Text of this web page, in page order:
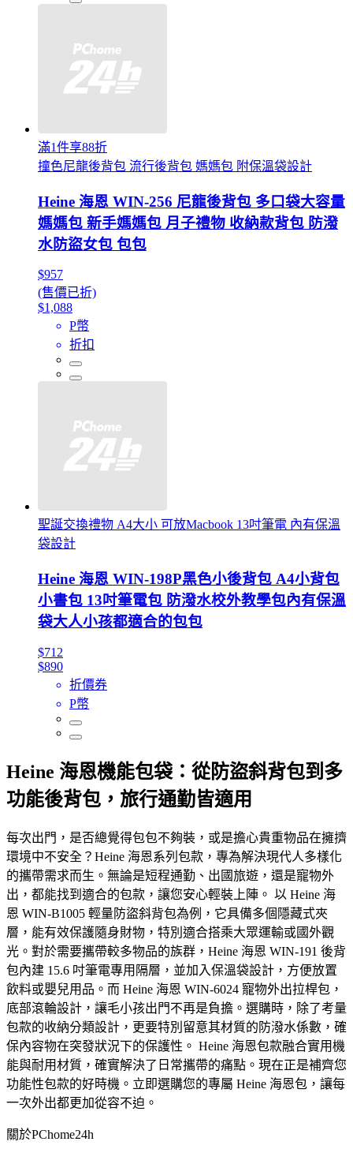
滿1件享88折
撞色尼龍後背包 流行後背包 媽媽包 附保溫袋設計
Heine 海恩 WIN-256 尼龍後背包 多口袋大容量
媽媽包 新手媽媽包 月子禮物 收納款背包 防潑
水防盜女包 包包
$957
(售價已折)
$1,088
P幣
折扣
聖誕交換禮物 A4大小 可放Macbook 13吋筆電 內有保溫
袋設計
Heine 海恩 WIN-198P黑色小後背包 A4小背包
小書包 13吋筆電包 防潑水校外教學包內有保溫
袋大人小孩都適合的包包
$712
$890
折價券
P幣
Heine 海恩機能包袋：從防盜斜背包到多
功能後背包，旅行通勤皆適用
每次出門，是否總覺得包包不夠裝，或是擔心貴重物品在擁擠
環境中不安全？Heine 海恩系列包款，專為解決現代人多樣化
的攜帶需求而生。無論是短程通勤、出國旅遊，還是寵物外
出，都能找到適合的包款，讓您安心輕裝上陣。 以 Heine 海
恩 WIN-B1005 輕量防盜斜背包為例，它具備多個隱藏式夾
層，能有效保護隨身財物，特別適合搭乘大眾運輸或國外觀
光。對於需要攜帶較多物品的族群，Heine 海恩 WIN-191 後背
包內建 15.6 吋筆電專用隔層，並加入保溫袋設計，方便放置
飲料或嬰兒用品。而 Heine 海恩 WIN-6024 寵物外出拉桿包，
底部滾輪設計，讓毛小孩出門不再是負擔。選購時，除了考量
包款的收納分類設計，更要特別留意其材質的防潑水係數，確
保內容物在突發狀況下的保護性。 Heine 海恩包款融合實用機
能與耐用材質，確實解決了日常攜帶的痛點。現在正是補齊您
功能性包款的好時機。立即選購您的專屬 Heine 海恩包，讓每
一次外出都更加從容不迫。
關於PChome24h